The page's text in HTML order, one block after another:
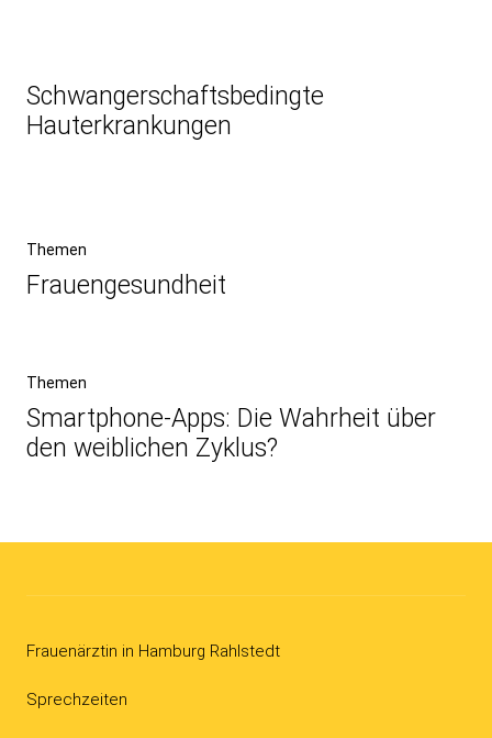
Schwangerschaftsbedingte
Hauterkrankungen
Vorheriger
Beitrag
Themen
Frauen­gesundheit
Nächster
Beitrag
Themen
Smartphone-Apps: Die Wahrheit über
den weiblichen Zyklus?
Frauenärztin in Hamburg Rahlstedt
Sprechzeiten